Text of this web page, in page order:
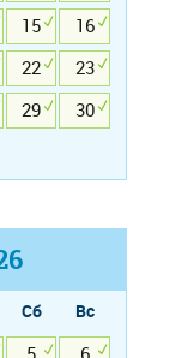
15
16
22
23
29
30
Сб
Вс